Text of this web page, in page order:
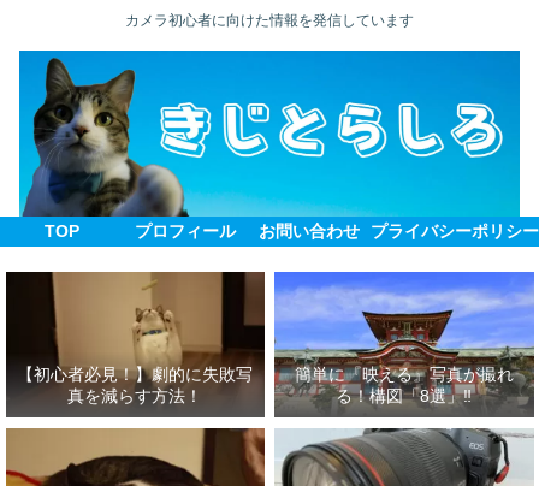
カメラ初心者に向けた情報を発信しています
TOP プロフィール お問い合わせ プライバシーポリシー
【初心者必見！】劇的に失敗写
真を減らす方法！
簡単に『映える』写真が撮れ
る！構図「8選」‼